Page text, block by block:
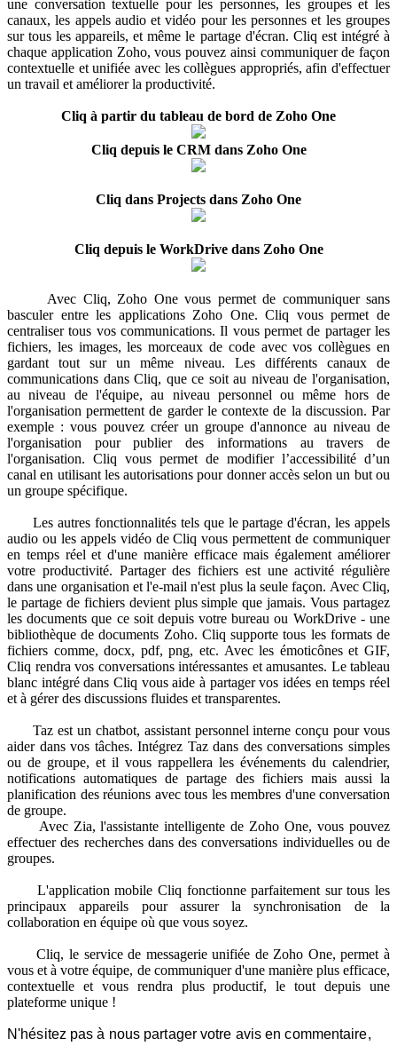
une conversation textuelle pour les personnes, les groupes et les
canaux, les appels audio et vidéo pour les personnes et les groupes
sur tous les appareils, et même le partage d'écran. Cliq est intégré à
chaque application Zoho, vous pouvez ainsi communiquer de façon
contextuelle et unifiée avec les collègues appropriés, afin d'effectuer
un travail et améliorer la productivité.
Cliq à partir du tableau de bord de Zoho One
Cliq depuis le CRM dans Zoho One
Cliq dans Projects dans Zoho One
Cliq depuis le WorkDrive dans Zoho One
Avec Cliq, Zoho One vous permet de communiquer sans
basculer entre les applications Zoho One. Cliq vous permet de
centraliser tous vos communications. Il vous permet de partager les
fichiers, les images, les morceaux de code avec vos collègues en
gardant tout sur un même niveau. Les différents canaux de
communications dans Cliq, que ce soit au niveau de l'organisation,
au niveau de l'équipe, au niveau personnel ou même hors de
l'organisation permettent de garder le contexte de la discussion. Par
exemple : vous pouvez créer un groupe d'annonce au niveau de
l'organisation pour publier des informations au travers de
l'organisation. Cliq vous permet de modifier l’accessibilité d’un
canal en utilisant les autorisations pour donner accès selon un but ou
un groupe spécifique.
Les autres fonctionnalités tels que le partage d'écran, les appels
audio ou les appels vidéo de Cliq vous permettent de communiquer
en temps réel et d'une manière efficace mais également améliorer
votre productivité. Partager des fichiers est une activité régulière
dans une organisation et l'e-mail n'est plus la seule façon. Avec Cliq,
le partage de fichiers devient plus simple que jamais. Vous partagez
les documents que ce soit depuis votre bureau ou WorkDrive - une
bibliothèque de documents Zoho. Cliq supporte tous les formats de
fichiers comme, docx, pdf, png, etc. Avec les émoticônes et GIF,
Cliq rendra vos conversations intéressantes et amusantes. Le tableau
blanc intégré dans Cliq vous aide à partager vos idées en temps réel
et à gérer des discussions fluides et transparentes.
Taz est un chatbot, assistant personnel interne conçu pour vous
aider dans vos tâches. Intégrez Taz dans des conversations simples
ou de groupe, et il vous rappellera les événements du calendrier,
notifications automatiques de partage des fichiers mais aussi la
planification des réunions avec tous les membres d'une conversation
de groupe.
Avec Zia, l'assistante intelligente de Zoho One, vous pouvez
effectuer des recherches dans des conversations individuelles ou de
groupes.
L'application mobile Cliq fonctionne parfaitement sur tous les
principaux appareils pour assurer la synchronisation de la
collaboration en équipe où que vous soyez.
Cliq, le service de messagerie unifiée de Zoho One, permet à
vous et à votre équipe, de communiquer d'une manière plus efficace,
contextuelle et vous rendra plus productif, le tout depuis une
plateforme unique !
N'hésitez pas à nous partager votre avis en commentaire,